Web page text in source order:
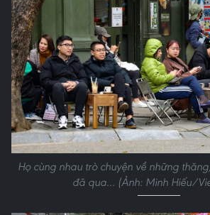
Họ cùng nhau trò chuyện về những
đã qua... (Ảnh: Minh Hiếu/